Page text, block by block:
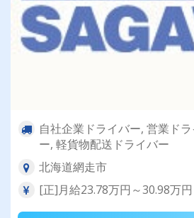
自社企業ドライバー, 営業ド
ー, 軽貨物配送ドライバー
北海道網走市
[正]月給23.78万円～30.98万円